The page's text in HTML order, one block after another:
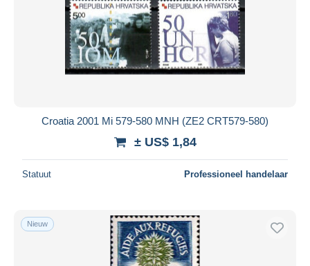
Croatia 2001 Mi 579-580 MNH (ZE2 CRT579-580)
± US$ 1,84
Statuut Professioneel handelaar
Nieuw